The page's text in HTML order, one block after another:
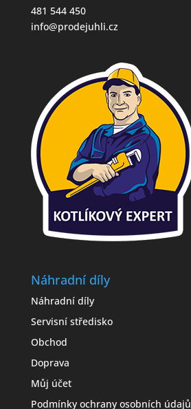
481 544 450
info@prodejuhli.cz
Náhradní díly
Náhradní díly
Servisní středisko
Obchod
Doprava
Můj účet
Podmínky ochrany osobních údajů